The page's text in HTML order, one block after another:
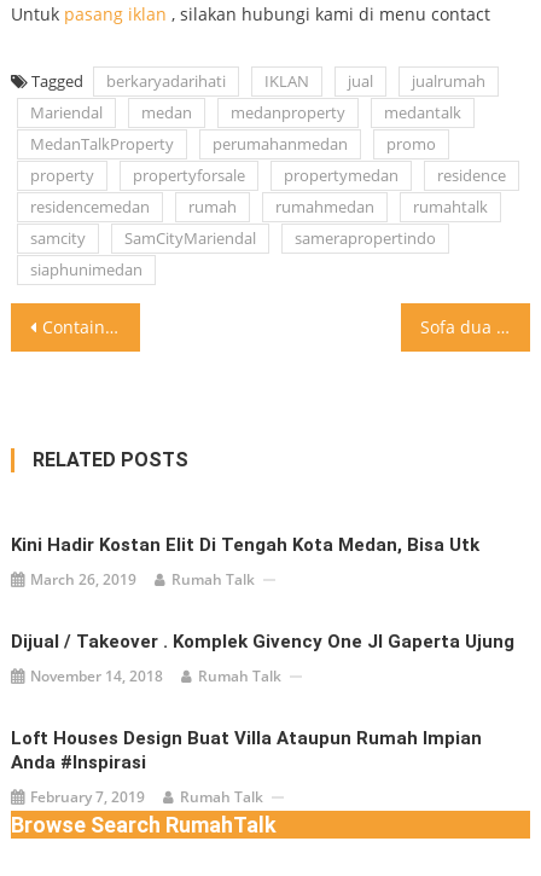
Untuk pasang iklan , silakan hubungi kami di menu contact
Tagged berkaryadarihati IKLAN jual
jualrumah
Mariendal
medan medanproperty
medantalk
MedanTalkProperty
perumahanmedan
promo
property
propertyforsale propertymedan
residence
residencemedan
rumah rumahmedan
rumahtalk
samcity
SamCityMariendal
samerapropertindo
siaphunimedan
Post
Container juga bisa menghasilkan rumah yang modern dan unik . Sofa dua sisi yang bisa transform ke sofa bed Nyaman banget nih Cocok buat ruangan tengah
RELATED POSTS
Kini Hadir Kostan Elit Di Tengah Kota Medan, Bisa Utk
March 26, 2019 Rumah Talk
Dijual / Takeover . Komplek Givency One Jl Gaperta Ujung
November 14, 2018 Rumah Talk
Loft Houses Design Buat Villa Ataupun Rumah Impian
Anda #inspirasi
February 7, 2019 Rumah Talk
Browse Search RumahTalk